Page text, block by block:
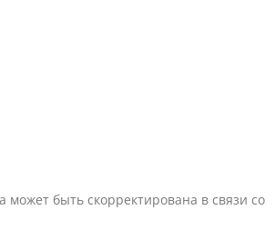
быть скорректирована в связи со